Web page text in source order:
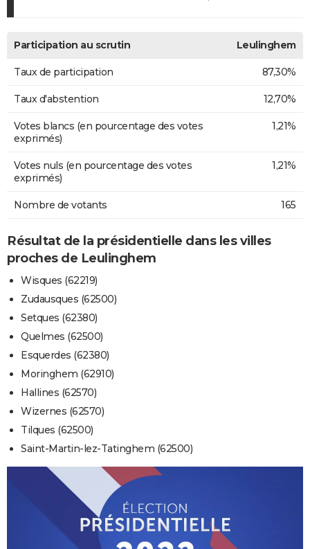
Participation au scrutin Leulinghem
Taux de participation 87,30%
Taux d'abstention 12,70%
Votes blancs (en pourcentage des votes
exprimés)
1,21%
Votes nuls (en pourcentage des votes
exprimés)
1,21%
Nombre de votants 165
Résultat de la présidentielle dans les villes
proches de Leulinghem
Wisques (62219)
Zudausques (62500)
Setques (62380)
Quelmes (62500)
Esquerdes (62380)
Moringhem (62910)
Hallines (62570)
Wizernes (62570)
Tilques (62500)
Saint-Martin-lez-Tatinghem (62500)